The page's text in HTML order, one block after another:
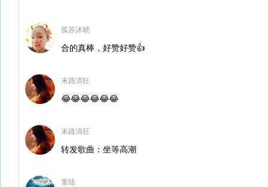
孤苏沐晓
合的真棒，好赞好赞👍
末路清狂
😂😂😂😂😂😂
末路清狂
转发歌曲：坐等高潮
重陆